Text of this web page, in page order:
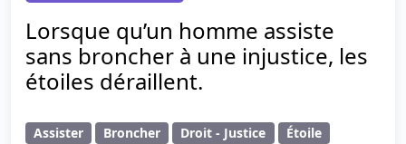
Lorsque qu’un homme assiste
sans broncher à une injustice, les
étoiles déraillent.
Assister Broncher Droit - Justice
Étoile